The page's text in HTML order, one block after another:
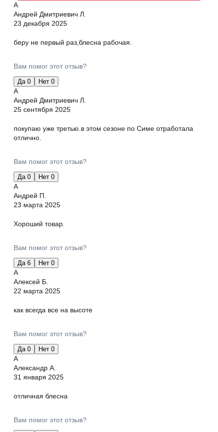
А
Андрей Дмитриевич Л.
23 декабря 2025
беру не первый раз,блесна рабочая.
Вам помог этот отзыв?
Да 0 Нет 0
А
Андрей Дмитриевич Л.
25 сентября 2025
покупаю уже третью.в этом сезоне по Симе отработала
отлично.
Вам помог этот отзыв?
Да 0 Нет 0
А
Андрей П.
23 марта 2025
Хороший товар.
Вам помог этот отзыв?
Да 6 Нет 0
А
Алексей Б.
22 марта 2025
как всегда все на высоте
Вам помог этот отзыв?
Да 0 Нет 0
А
Александр А.
31 января 2025
отличная блесна
Вам помог этот отзыв?